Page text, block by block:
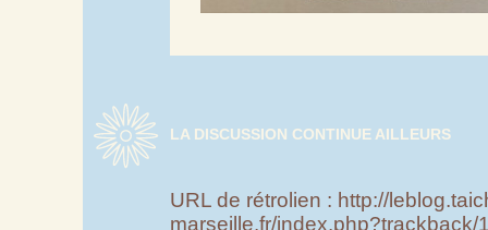
LA DISCUSSION CONTINUE AILLEURS
URL de rétrolien : http://
marseille.fr/index.php?trackback/